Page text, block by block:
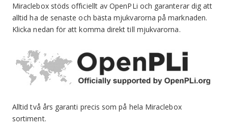
Miraclebox stöds officiellt av OpenPLi och garanterar dig att
alltid ha de senaste och bästa mjukvarorna på marknaden.
Klicka nedan för att komma direkt till mjukvarorna.
Alltid två års garanti precis som på hela Miraclebox
sortiment.